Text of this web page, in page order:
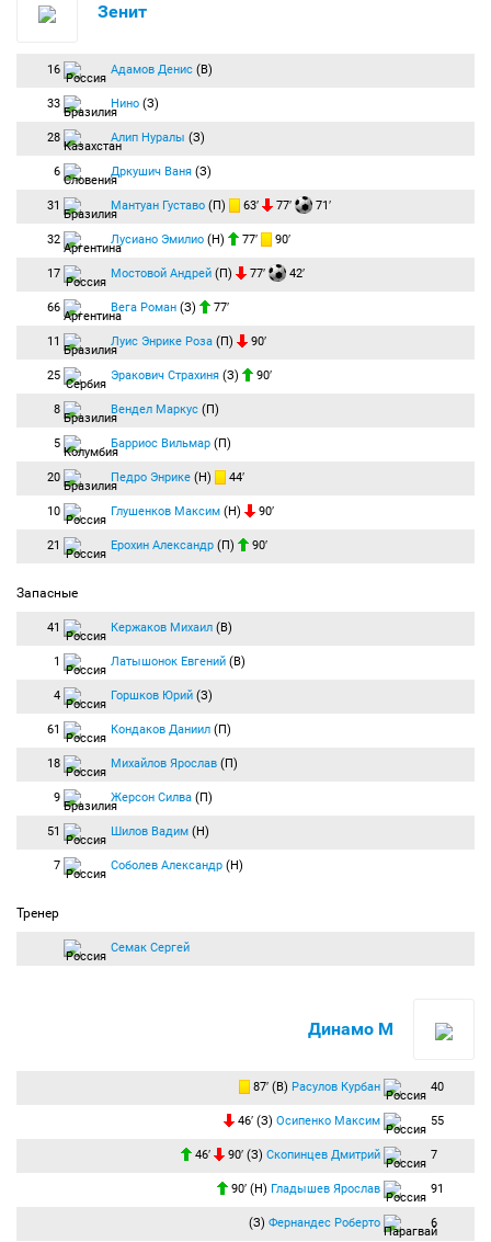
Зенит
16 Адамов Денис (В)
33 Нино (З)
28 Алип Нуралы (З)
6 Дркушич Ваня (З)
31 Мантуан Густаво (П) 63′ 77′ 71′
32 Лусиано Эмилио (Н) 77′ 90′
17 Мостовой Андрей (П) 77′ 42′
66 Вега Роман (З) 77′
11 Луис Энрике Роза (П) 90′
25 Эракович Страхиня (З) 90′
8 Вендел Маркус (П)
5 Барриос Вильмар (П)
20 Педро Энрике (Н) 44′
10 Глушенков Максим (Н) 90′
21 Ерохин Александр (П) 90′
Запасные
41 Кержаков Михаил (В)
1 Латышонок Евгений (В)
4 Горшков Юрий (З)
61 Кондаков Даниил (П)
18 Михайлов Ярослав (П)
9 Жерсон Силва (П)
51 Шилов Вадим (Н)
7 Соболев Александр (Н)
Тренер
Семак Сергей
Динамо М
87′ (В) Расулов Курбан 40
46′ (З) Осипенко Максим 55
46′ 90′ (З) Скопинцев Дмитрий 7
90′ (Н) Гладышев Ярослав 91
(З) Фернандес Роберто 6